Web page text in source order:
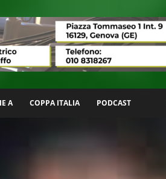
A COPPA ITALIA PODCAST